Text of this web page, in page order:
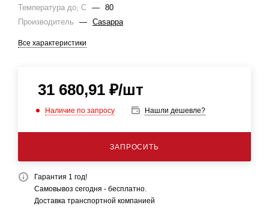
Температура до, С — 80
Производитель
— Casappa
Все характеристики
31 680,91 ₽/шт
Наличие по запросу Нашли дешевле?
ЗАПРОСИТЬ
Гарантия 1 год!
Самовывоз сегодня - бесплатно.
Доставка транспортной компанией